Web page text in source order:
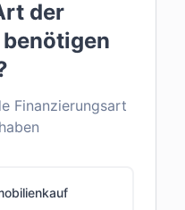
der
Finanzierungsart